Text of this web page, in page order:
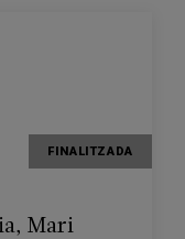
FINALITZADA
Mari